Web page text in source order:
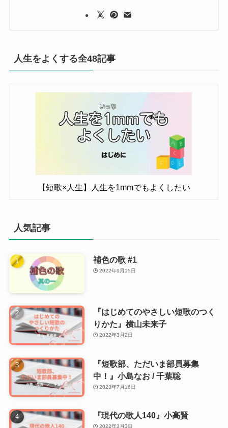
人生をよくする全48記事
【短歌×人生】人生を1mmでもよくしたい
人気記事
補色の歌 #1
2022年9月15日
『はじめてのやさしい短歌のつく
りかた』横山未来子
2022年3月2日
『短歌部、ただいま部員募集
中！』小島なお / 千葉聡
2023年7月16日
『現代の歌人140』小高賢
2022年3月3日